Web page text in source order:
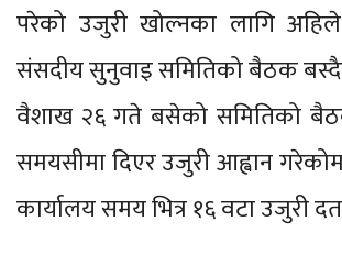
परेको उजुरी खोल्नका लागि
संसदीय सुनुवाइ समितिको बैठक
वैशाख २६ गते बसेको समितिको
समयसीमा दिएर उजुरी आह्वान
कार्यालय समय भित्र १६ वटा उजुरी